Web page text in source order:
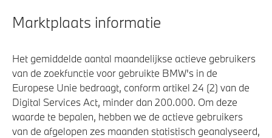
Marktplaats informatie
Het gemiddelde aantal maandelijkse actieve gebruikers
van de zoekfunctie voor gebruikte BMW's in de
Europese Unie bedraagt, conform artikel 24 (2) van de
Digital Services Act, minder dan 200.000. Om deze
waarde te bepalen, hebben we de actieve gebruikers
van de afgelopen zes maanden statistisch geanalyseerd,